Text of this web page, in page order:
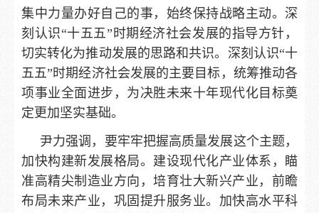
集中力量办好自己的事，始终保持战略主动。深
刻认识“十五五”时期经济社会发展的指导方针，
切实转化为推动发展的思路和共识。深刻认识“十
五五”时期经济社会发展的主要目标，统筹推动各
项事业全面进步，为决胜未来十年现代化目标奠
定更加坚实基础。
尹力强调，要牢牢把握高质量发展这个主题，
加快构建新发展格局。建设现代化产业体系，瞄
准高精尖制造业方向，培育壮大新兴产业，前瞻
布局未来产业，巩固提升服务业。加快高水平科